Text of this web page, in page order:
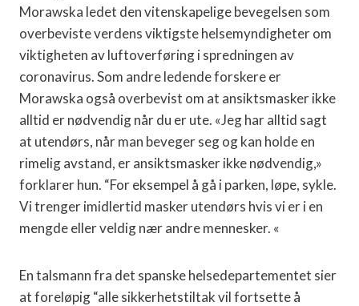
Morawska ledet den vitenskapelige bevegelsen som
overbeviste verdens viktigste helsemyndigheter om
viktigheten av luftoverføring i spredningen av
coronavirus. Som andre ledende forskere er
Morawska også overbevist om at ansiktsmasker ikke
alltid er nødvendig når du er ute. «Jeg har alltid sagt
at utendørs, når man beveger seg og kan holde en
rimelig avstand, er ansiktsmasker ikke nødvendig,»
forklarer hun. “For eksempel å gå i parken, løpe, sykle.
Vi trenger imidlertid masker utendørs hvis vi er i en
mengde eller veldig nær andre mennesker. «
En talsmann fra det spanske helsedepartementet sier
at foreløpig “alle sikkerhetstiltak vil fortsette å